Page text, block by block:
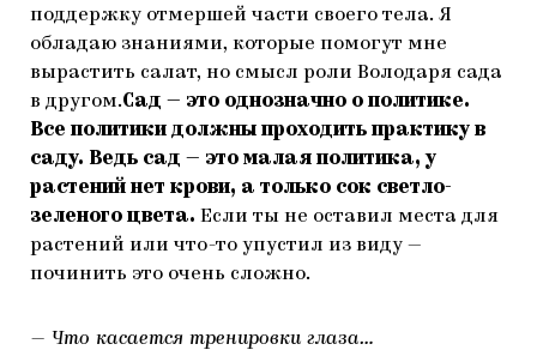
поддержку отмершей части своего тела. Я
обладаю знаниями, которые помогут мне
вырастить салат, но смысл роли Володаря сада
в другом.Сад — это однозначно о политике.
Все политики должны проходить практику в
саду. Ведь сад — это малая политика, у
растений нет крови, а только сок светло-
зеленого цвета. Если ты не оставил места для
растений или что-то упустил из виду —
починить это очень сложно.
— Что касается тренировки глаза…